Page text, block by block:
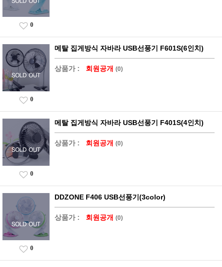
0
메탈 집게방식 자바라 USB선풍기 F601S(6인치)
상품가 : 회원공개 (0)
0
메탈 집게방식 자바라 USB선풍기 F401S(4인치)
상품가 : 회원공개 (0)
0
DDZONE F406 USB선풍기(3color)
상품가 : 회원공개 (0)
0